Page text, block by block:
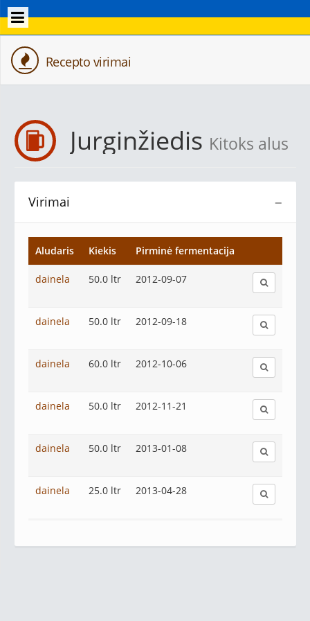
Recepto virimai
Jurginžiedis Kitoks alus
−
Virimai
Aludaris Kiekis Pirminė fermentacija
dainela 50.0 ltr 2012-09-07
dainela 50.0 ltr 2012-09-18
dainela 60.0 ltr 2012-10-06
dainela 50.0 ltr 2012-11-21
dainela 50.0 ltr 2013-01-08
dainela 25.0 ltr 2013-04-28